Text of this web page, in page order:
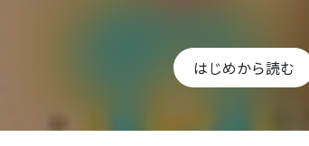
はじめから読む